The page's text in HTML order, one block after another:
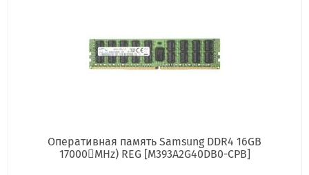
Оперативная память Samsung DDR4 16GB
17000񢋕MHz) REG [M393A2G40DB0-CPB]